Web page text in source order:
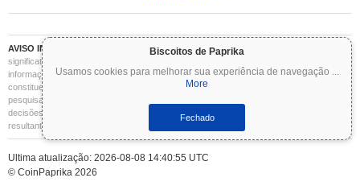
Biscoitos de Paprika
Usamos cookies para melhorar sua experiência de navegação ...
More
Fechado
AVISO IMPORTANTE:
As criptomoedas são altamente voláteis e envolvem riscos
significativos. Você pode perder parte ou todo o seu investimento. Todas as
informações no Coinpaprika são fornecidas apenas para fins informativos e não
constituem aconselhamento financeiro ou de investimento. Sempre faça sua própria
pesquisa (DYOR) e consulte um consultor financeiro qualificado antes de tomar
decisões de investimento. O Coinpaprika não se responsabiliza por quaisquer perdas
resultantes do uso dessas informações.
Ultima atualização: 2026-08-08 14:40:55 UTC
© CoinPaprika 2026